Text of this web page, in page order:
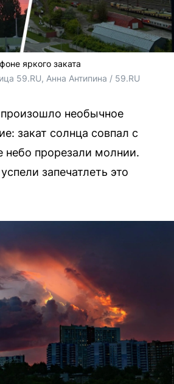
яркого заката
59.RU, Анна Антипина / 59.RU
необычное
закат солнца совпал с
небо прорезали молнии.
запечатлеть это